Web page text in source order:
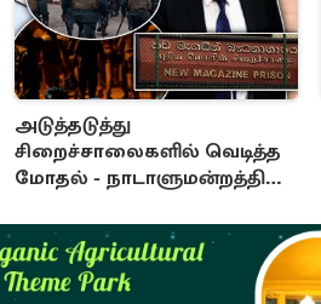
அடுத்தடுத்து
சிறைச்சாலைகளில் வெடித்த
மோதல் - நாடாளுமன்றத்தில்